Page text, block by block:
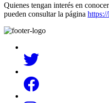
Quienes tengan interés en
pueden consultar la página